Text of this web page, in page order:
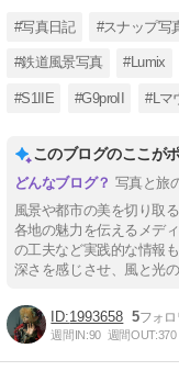
#写真日記 #スナップ写
#鉄道風景写真 #Lumix
#S1IIE #G9proII #Lマ
このブログのここが
写真と旅
風景や都市の美を切り取
各地の魅力を伝えるメデ
の工夫など実践的な情報
深さを感じさせ、風と光
1993658 5
週間IN:90 週間OUT:370